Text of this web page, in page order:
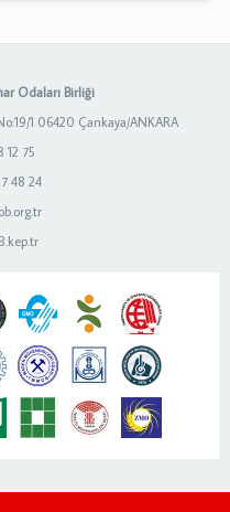
Odaları Birliği
1 06420 Çankaya/ANKARA
12 75
48 24